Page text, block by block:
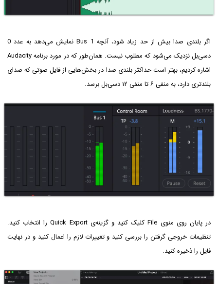
اگر بلندی صدا بیش از حد زیاد شود، آنچه Bus 1 نمایش می‌دهد به عدد 0
دسی‌بل نزدیک می‌شود که مطلوب نیست. همان‌طور که در مورد برنامه Audacity
اشاره کردیم، بهتر است حداکثر بلندی صدا در بخش‌هایی از فایل صوتی که صدای
بلندتری دارد، به منفی ۶ تا منفی ۱۲ دسی‌بل برسد.
در پایان روی منوی File کلیک کنید و گزینه‌ی Quick Export را انتخاب کنید.
تنظیمات خروجی گرفتن را بررسی کنید و تغییرات لازم را اعمال کنید و در نهایت
فایل را ذخیره کنید.